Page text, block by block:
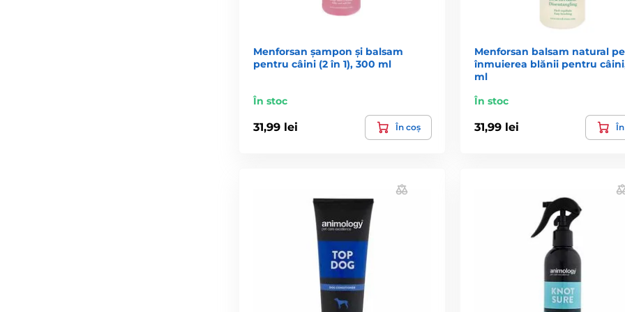
Menforsan șampon și balsam
pentru câini (2 în 1), 300 ml
În stoc
31,99 lei În coș
Menforsan balsam natural
înmuierea blănii pentru
ml
În stoc
31,99 lei